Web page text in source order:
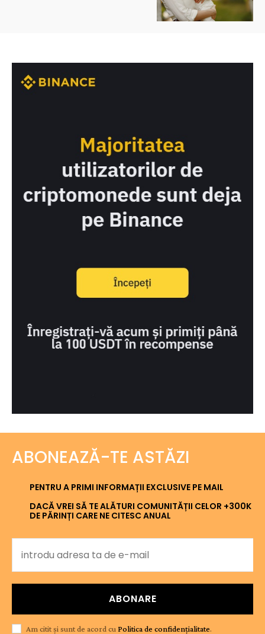
ABONEAZĂ-TE ASTĂZI
PENTRU A PRIMI INFORMAȚII EXCLUSIVE PE MAIL
DACĂ VREI SĂ TE ALĂTURI COMUNITĂȚII CELOR +300K
DE PĂRINȚI CARE NE CITESC ANUAL
ABONARE
Am citit și sunt de acord cu Politica de confidențialitate.